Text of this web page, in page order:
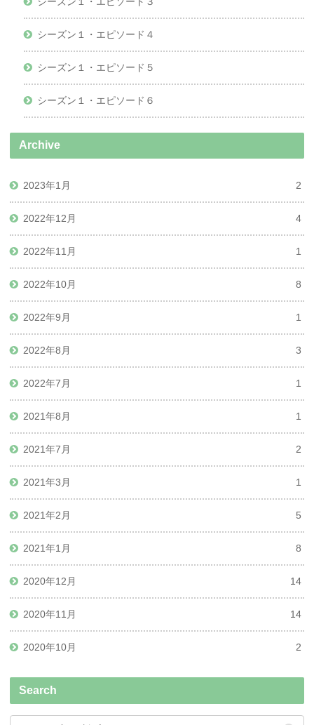
シーズン１・エピソード４
シーズン１・エピソード５
シーズン１・エピソード６
Archive
2023年1月 2
2022年12月 4
2022年11月 1
2022年10月 8
2022年9月 1
2022年8月 3
2022年7月 1
2021年8月 1
2021年7月 2
2021年3月 1
2021年2月 5
2021年1月 8
2020年12月 14
2020年11月 14
2020年10月 2
Search